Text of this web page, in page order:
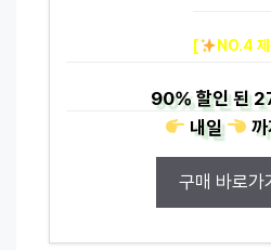
[ NO.4
90%할인 된
내일
구매 바로가